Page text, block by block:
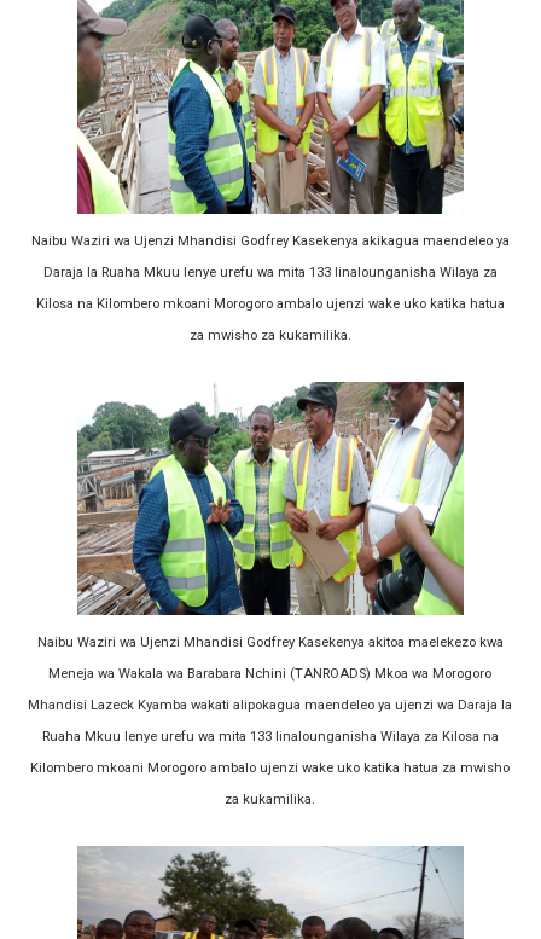
TPDC YARIDHISHWA NA MAENDELEO YA UJENZI WA
NHIF: BIMA YA AFYA NI MSINGI WA MAISHA YA KILA
LONDO AIPONGEZA FCC KWA KUJENGA USHINDANI
TBS YASISITIZA UBORA WA BIDHAA KUWA CHACHU
KILA KILO INAYOPOTEA NI SHILINGI INAYOPOTEA -
Naibu Waziri wa Ujenzi Mhandisi Godfrey Kasekenya akikagua maendeleo ya
Daraja la Ruaha Mkuu lenye urefu wa mita 133 linalounganisha Wilaya za
Kilosa na Kilombero mkoani Morogoro ambalo ujenzi wake uko katika hatua
za mwisho za kukamilika.
Naibu Waziri wa Ujenzi Mhandisi Godfrey Kasekenya akitoa maelekezo kwa
Meneja wa Wakala wa Barabara Nchini (TANROADS) Mkoa wa Morogoro
Mhandisi Lazeck Kyamba wakati alipokagua maendeleo ya ujenzi wa Daraja la
Ruaha Mkuu lenye urefu wa mita 133 linalounganisha Wilaya za Kilosa na
Kilombero mkoani Morogoro ambalo ujenzi wake uko katika hatua za mwisho
za kukamilika.